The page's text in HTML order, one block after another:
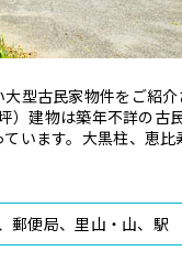
型古民家物件をご紹介
）建物は築年不詳の古
います。大黒柱、恵比
郵便局 里山・山 駅